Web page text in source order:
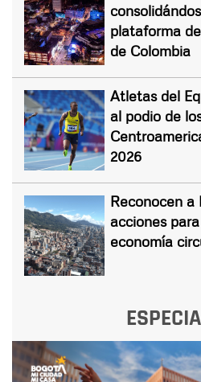
plataforma
de Colombia
Atletas del
al podio de
2026
Reconocen a
acciones
economía